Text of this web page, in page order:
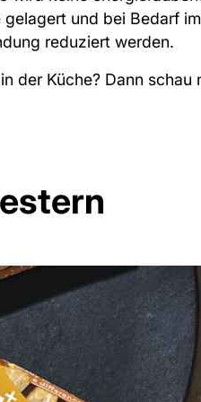
und bei Bedarf
reduziert werden.
der Küche? Dann schau